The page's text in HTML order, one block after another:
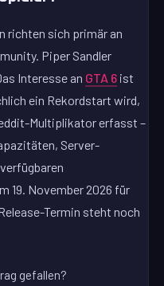
richten sich primär an
Piper Sandler
Interesse an GTA 6 ist
ein Rekordstart wird,
Multiplikator erfasst –
Server-
19. November 2026 für
Termin steht noch
gefallen?